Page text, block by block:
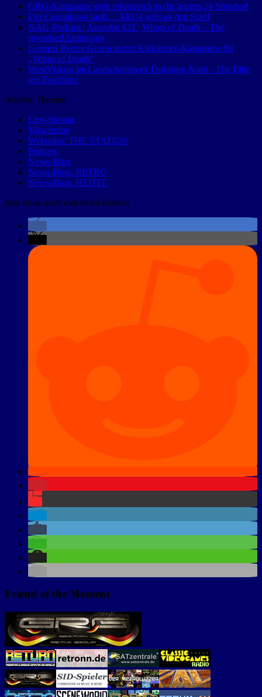
GRG-Kampagne geht erfolgreich in die letzten 24 Stunden!
Der Countdown läuft… ARC4 geht an den Start!
NAG-Podcast | Ausgabe #21 | Wings of Death – The
reworked Anthology
German Remix Group startet Kickstarter-Kampagne für
„Wings of Death“
WestVisions im Landschaftspark Duisburg-Nord – Die Elfte
am Zwölften!
beliebte Themen
Live-Stream
Mitschnitte
Webradio: THE STATION
Podcast
News-Blog
News-Blog: RETRO
News-Blog: HEUTE
man muss auch mal teilen können
Friend of the Moment